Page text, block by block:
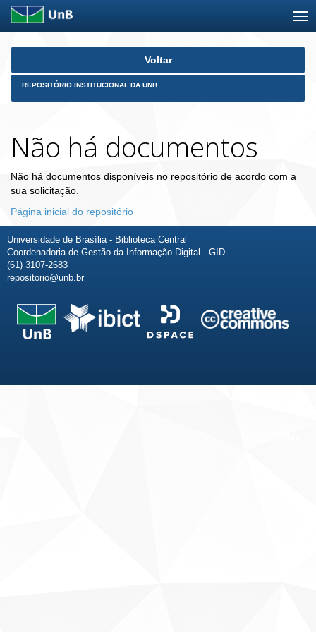
Skip
Voltar
REPOSITÓRIO INSTITUCIONAL DA UNB
Não há documentos
Não há documentos disponíveis no repositório de acordo com a
sua solicitação.
Página inicial do repositório
Universidade de Brasília - Biblioteca Central
Coordenadoria de Gestão da Informação Digital - GID
(61) 3107-2683
repositorio@unb.br